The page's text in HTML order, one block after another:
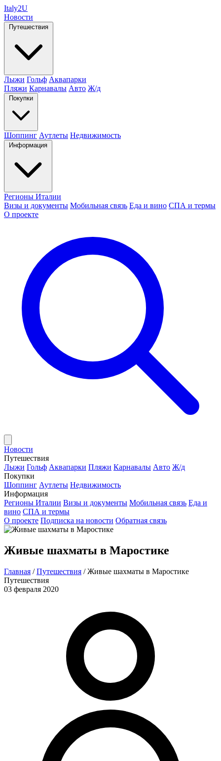
Italy2U
Новости
Путешествия
Лыжи Гольф Аквапарки
Пляжи Карнавалы Авто Ж/д
Покупки
Шоппинг Аутлеты Недвижимость
Информация
Регионы Италии
Визы и документы Мобильная связь Еда и вино СПА и термы
О проекте
Новости
Путешествия
Лыжи Гольф Аквапарки Пляжи Карнавалы Авто Ж/д
Покупки
Шоппинг Аутлеты Недвижимость
Информация
Регионы Италии Визы и документы Мобильная связь Еда и
вино СПА и термы
О проекте Подписка на новости Обратная связь
Живые шахматы в Маростике
Главная / Путешествия / Живые шахматы в Маростике
Путешествия
03 февраля 2020